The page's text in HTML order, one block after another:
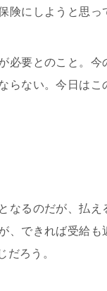
険にしようと思っ
必要とのこと。今
らない。今日は
なるのだが、払え
、できれば受給
だろう。